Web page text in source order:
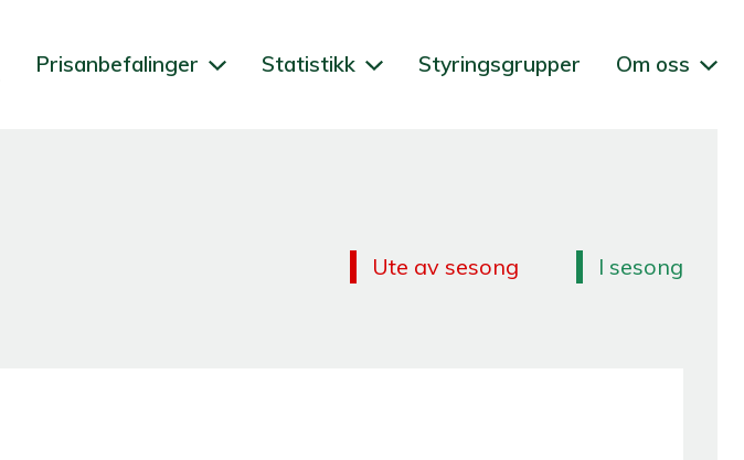
Prisanbefalinger Statistikk Styringsgrupper Om oss
Ute av sesong I sesong